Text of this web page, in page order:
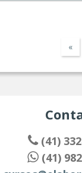
«
(41)
(41)